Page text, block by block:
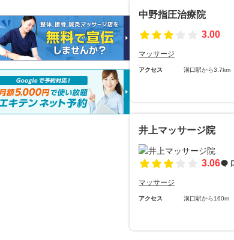
中野指圧治療院
3.00
マッサージ
アクセス 溝口駅から3.7km
井上マッサージ院
3.06
マッサージ
アクセス 溝口駅から160m